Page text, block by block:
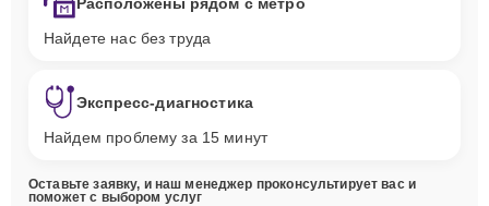
Найдете нас без труда
Экспресс-диагностика
Найдем проблему за 15 минут
Оставьте заявку, и наш менеджер проконсультирует вас и
поможет с выбором услуг